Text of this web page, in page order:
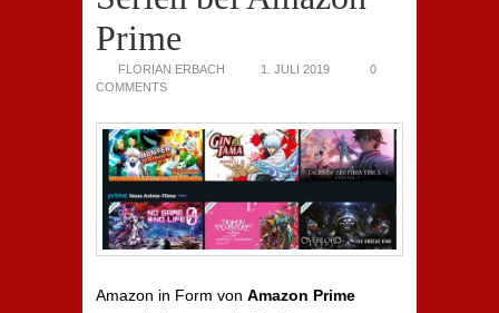
Prime
FLORIAN ERBACH 1. JULI 2019
0
COMMENTS
Amazon in Form von Amazon Prime